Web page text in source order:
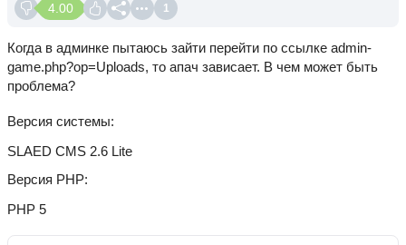
4.00 1
Когда в админке пытаюсь зайти перейти по ссылке admin-
game.php?op=Uploads, то апач зависает. В чем может быть
проблема?
Версия системы
SLAED CMS 2.6 Lite
Версия PHP
PHP 5